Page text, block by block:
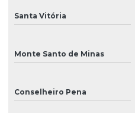
Santa Vitória
Monte Santo de Minas
Conselheiro Pena